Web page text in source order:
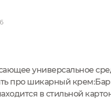
универсальное
про шикарный
в стильной